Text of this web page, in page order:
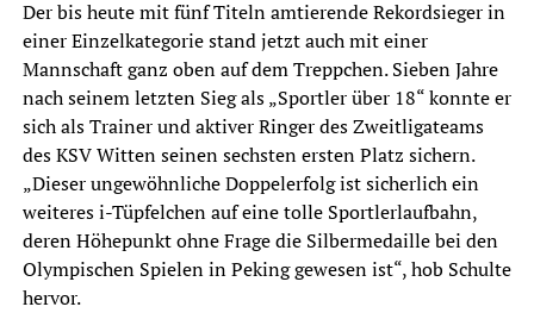
Der bis heute mit fünf Titeln amtierende Rekordsieger in
einer Einzelkategorie stand jetzt auch mit einer
Mannschaft ganz oben auf dem Treppchen. Sieben Jahre
nach seinem letzten Sieg als „Sportler über 18“ konnte er
sich als Trainer und aktiver Ringer des Zweitligateams
des KSV Witten seinen sechsten ersten Platz sichern.
„Dieser ungewöhnliche Doppelerfolg ist sicherlich ein
weiteres i-Tüpfelchen auf eine tolle Sportlerlaufbahn,
deren Höhepunkt ohne Frage die Silbermedaille bei den
Olympischen Spielen in Peking gewesen ist“, hob Schulte
hervor.